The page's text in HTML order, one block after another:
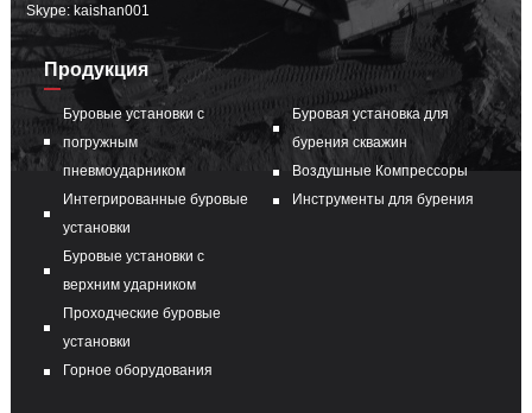
Skype: kaishan001
Продукция
Буровые установки с
погружным
пневмоударником
Интегрированные буровые
установки
Буровые установки с
верхним ударником
Проходческие буровые
установки
Горное оборудования
Буровая установка для
бурения скважин
Воздушные Компрессоры
Инструменты для бурения